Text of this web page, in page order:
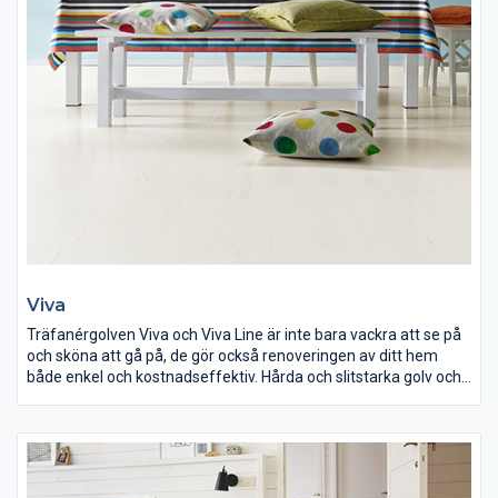
Viva
Träfanérgolven Viva och Viva Line är inte bara vackra att se på
och sköna att gå på, de gör också renoveringen av ditt hem
både enkel och kostnadseffektiv. Hårda och slitstarka golv och